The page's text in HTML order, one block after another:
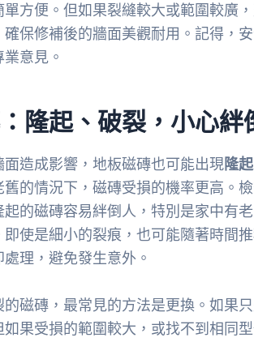
方便。但如果裂縫較大或範圍較廣
確保修補後的牆面美觀耐用。記得，
意見。
隆起、破裂，小心絆
造成影響，地板磁磚也可能出現隆起
舊的情況下，磁磚受損的機率更高。
的磁磚容易絆倒人，特別是家中有
即使是細小的裂痕，也可能隨著時間
理，避免發生意外。
的磁磚，最常見的方法是更換。如果
果受損的範圍較大，或找不到相同